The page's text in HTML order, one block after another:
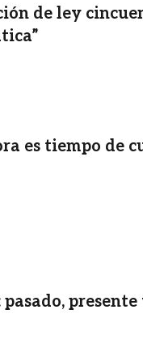
de ley
es tiempo de
pasado,